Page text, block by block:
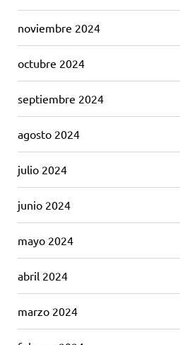
noviembre 2024
octubre 2024
septiembre 2024
agosto 2024
julio 2024
junio 2024
mayo 2024
abril 2024
marzo 2024